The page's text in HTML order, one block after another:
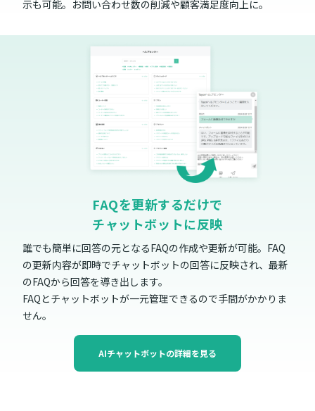
示も可能。お問い合わせ数の削減や顧客満足度向上に。
FAQを更新するだけで
チャットボットに反映
誰でも簡単に回答の元となるFAQの作成や更新が可能。FAQ
の更新内容が即時でチャットボットの回答に反映され、最新
のFAQから回答を導き出します。
FAQとチャットボットが一元管理できるので手間がかかりま
せん。
AIチャットボットの詳細を見る